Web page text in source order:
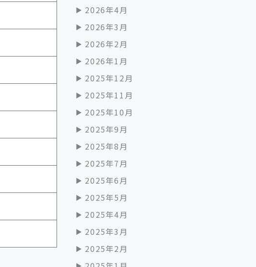
2026年4月
2026年3月
2026年2月
2026年1月
2025年12月
2025年11月
2025年10月
2025年9月
2025年8月
2025年7月
2025年6月
2025年5月
2025年4月
2025年3月
2025年2月